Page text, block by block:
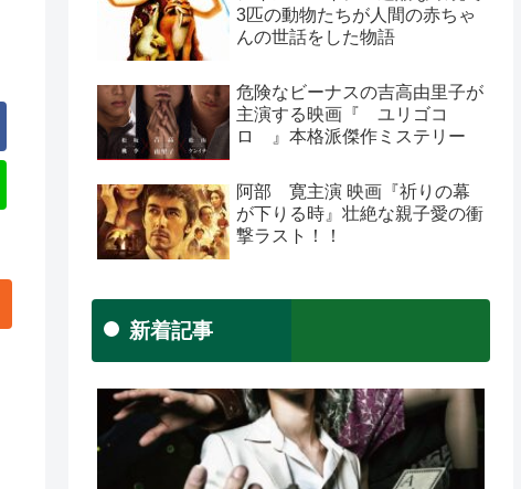
3匹の動物たちが人間の赤ちゃ
んの世話をした物語
危険なビーナスの吉高由里子が
主演する映画『 ユリゴコ
ロ 』本格派傑作ミステリー
阿部 寛主演 映画『祈りの幕
が下りる時』壮絶な親子愛の衝
撃ラスト！！
新着記事